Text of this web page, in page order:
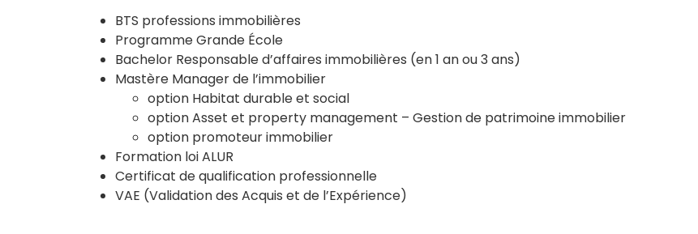
BTS professions immobilières
Programme Grande École
Bachelor Responsable d’affaires immobilières (en 1 an ou 3 ans)
Mastère Manager de l’immobilier
option Habitat durable et social
option Asset et property management – Gestion de patrimoine immobilier
option promoteur immobilier
Formation loi ALUR
Certificat de qualification professionnelle
VAE (Validation des Acquis et de l’Expérience)